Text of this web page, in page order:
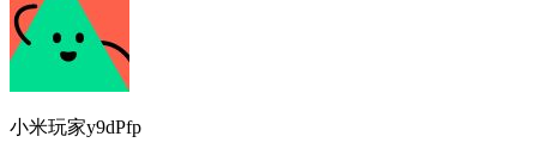
小米玩家y9dPfp